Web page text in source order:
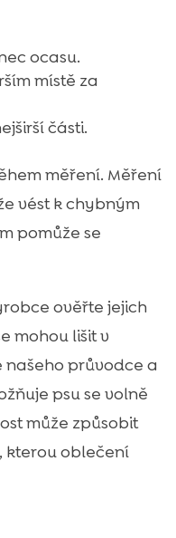
ocasu.
místě za
části.
měření. Měření
vést k chybným
pomůže se
ověřte jejich
mohou lišit v
našeho průvodce a
psu se volně
může způsobit
kterou oblečení